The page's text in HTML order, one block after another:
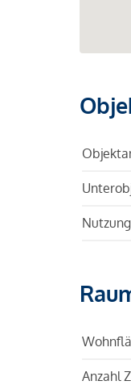
Anzahl